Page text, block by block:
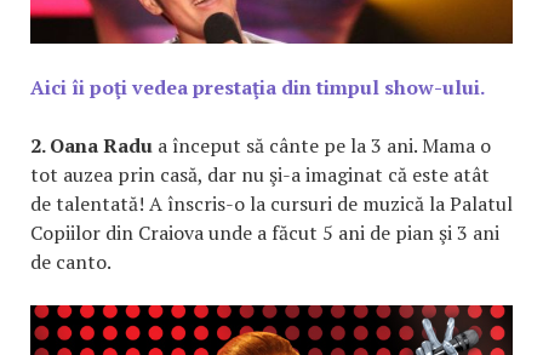
Aici îi poţi vedea prestaţia din timpul show-ului.
2. Oana Radu a început să cânte pe la 3 ani. Mama o
tot auzea prin casă, dar nu şi-a imaginat că este atât
de talentată! A înscris-o la cursuri de muzică la Palatul
Copiilor din Craiova unde a făcut 5 ani de pian şi 3 ani
de canto.